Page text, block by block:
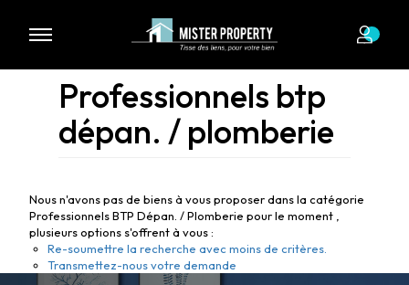
Professionnels btp
dépan. / plomberie
Nous n'avons pas de biens à vous proposer dans la catégorie
Professionnels BTP Dépan. / Plomberie pour le moment ,
plusieurs options s'offrent à vous :
Re-soumettre la recherche avec moins de critères.
Transmettez-nous votre demande